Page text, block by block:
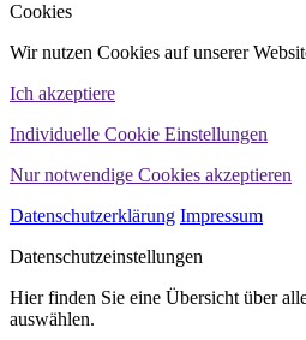
Cookies
Wir nutzen Cookies auf unserer
Ich akzeptiere
Individuelle Cookie Einstellungen
Nur notwendige Cookies akzeptieren
Datenschutzerklärung Impressum
Datenschutzeinstellungen
Hier finden Sie eine Übersicht über
auswählen.